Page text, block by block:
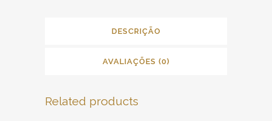
DESCRIÇÃO
AVALIAÇÕES (0)
Related products